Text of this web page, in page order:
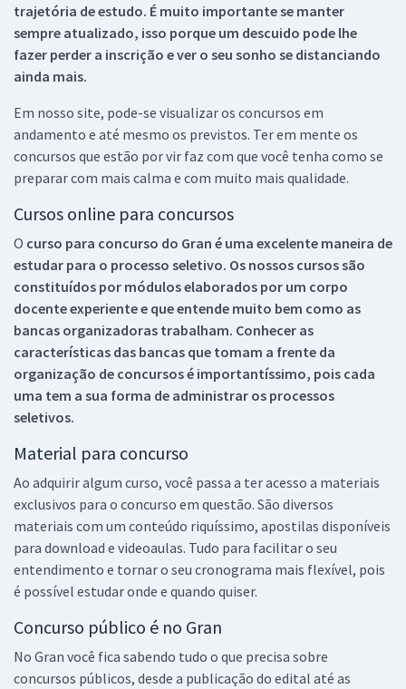
trajetória de estudo. É muito importante se manter
sempre atualizado, isso porque um descuido pode lhe
fazer perder a inscrição e ver o seu sonho se distanciando
ainda mais.
Em nosso site, pode-se visualizar os concursos em
andamento e até mesmo os previstos. Ter em mente os
concursos que estão por vir faz com que você tenha como se
preparar com mais calma e com muito mais qualidade.
Cursos online para concursos
O curso para concurso do Gran é uma excelente maneira de
estudar para o processo seletivo. Os nossos cursos são
constituídos por módulos elaborados por um corpo
docente experiente e que entende muito bem como as
bancas organizadoras trabalham. Conhecer as
características das bancas que tomam a frente da
organização de concursos é importantíssimo, pois cada
uma tem a sua forma de administrar os processos
seletivos.
Material para concurso
Ao adquirir algum curso, você passa a ter acesso a materiais
exclusivos para o concurso em questão. São diversos
materiais com um conteúdo riquíssimo, apostilas disponíveis
para download e videoaulas. Tudo para facilitar o seu
entendimento e tornar o seu cronograma mais flexível, pois
é possível estudar onde e quando quiser.
Concurso público é no Gran
No Gran você fica sabendo tudo o que precisa sobre
concursos públicos, desde a publicação do edital até as